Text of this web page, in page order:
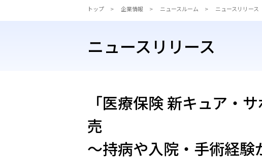
トップ 企業情報 ニュースルーム
ニュースリリース
「医療保険 新キュア・
売
～持病や入院・手術経